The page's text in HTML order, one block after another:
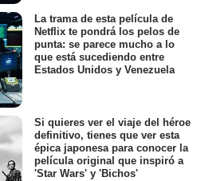
La trama de esta película de
Netflix te pondrá los pelos de
punta: se parece mucho a lo
que está sucediendo entre
Estados Unidos y Venezuela
Si quieres ver el viaje del héroe
definitivo, tienes que ver esta
épica japonesa para conocer la
película original que inspiró a
'Star Wars' y 'Bichos'